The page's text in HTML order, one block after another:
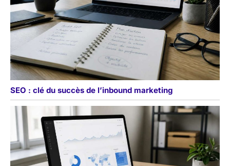
SEO : clé du succès de l’inbound marketing